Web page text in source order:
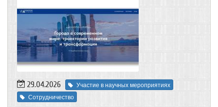
29.04.2026
Участие в научных мероприятиях
Сотрудничество